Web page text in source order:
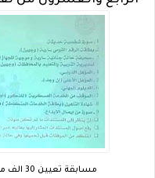
مسابقة تعيين 30 الف معلم 2022، الشروط وموعد التقديم